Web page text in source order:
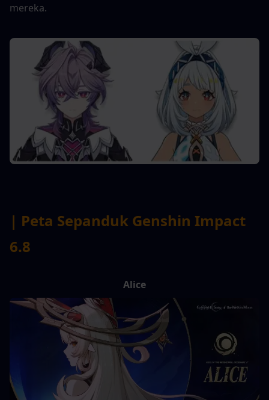
mereka.
| Peta Sepanduk Genshin Impact
6.8
Alice